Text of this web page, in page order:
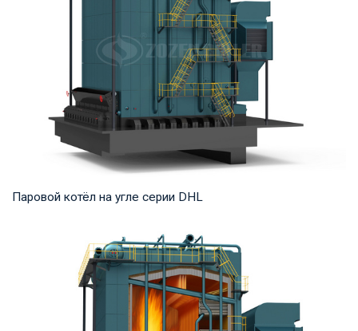
Паровой котёл на угле серии DHL
Пар Рабочее давление: 1,25-5,4 МПа Тепловая мощность
продукта: 20-75 т/ч Температура на выходе...